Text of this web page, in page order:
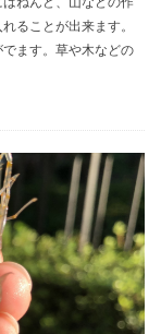
ることが出来ます。
ます。草や木などの